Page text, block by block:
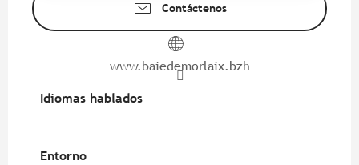
Contáctenos
www.baiedemorlaix.bzh
Idiomas hablados
Idiomas hablados
Entorno
Entorno